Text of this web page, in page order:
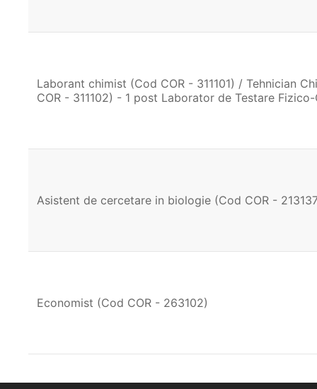
Laborant chimist (Cod COR - 311101) / Tehnician
COR - 311102) - 1 post Laborator de Testare
Asistent de cercetare in biologie (Cod COR -
Economist (Cod COR - 263102)